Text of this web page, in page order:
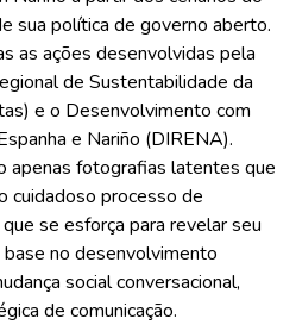
sua política de governo aberto.
as ações desenvolvidas pela
de Sustentabilidade da
e o Desenvolvimento com
e Nariño (DIRENA).
apenas fotografias latentes que
cuidadoso processo de
se esforça para revelar seu
no desenvolvimento
social conversacional,
de comunicação.